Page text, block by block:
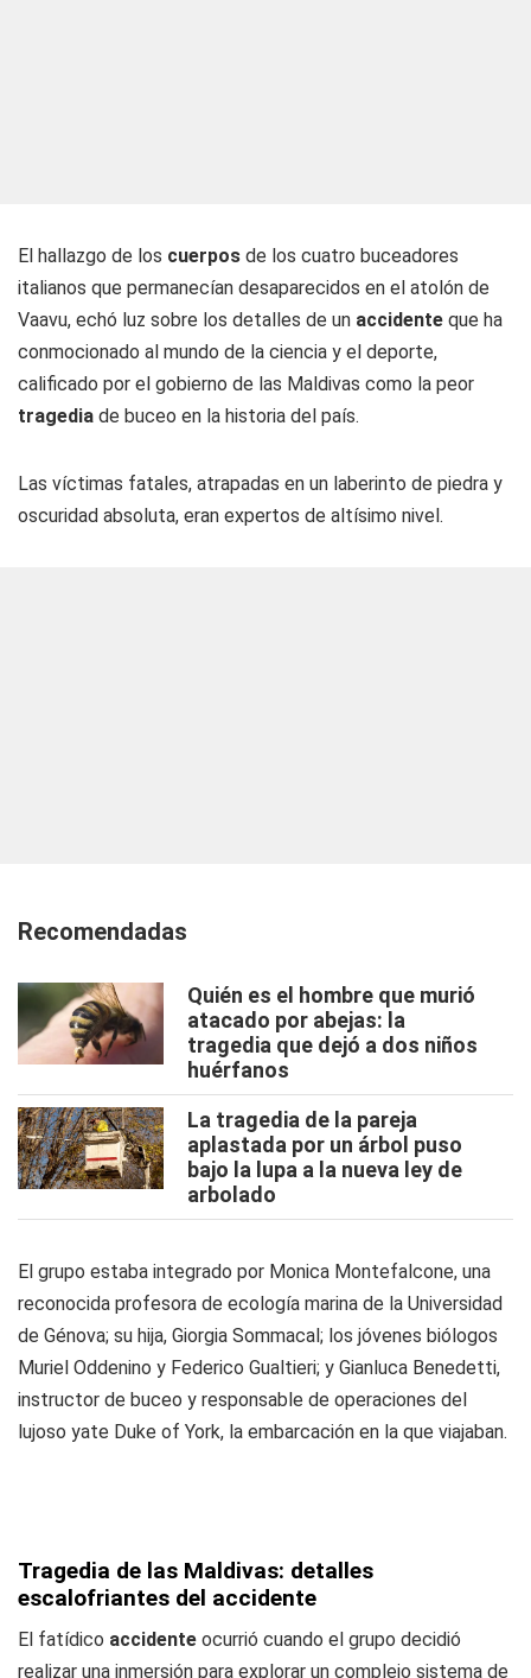
El hallazgo de los cuerpos de los cuatro buceadores
italianos que permanecían desaparecidos en el atolón de
Vaavu, echó luz sobre los detalles de un accidente que ha
conmocionado al mundo de la ciencia y el deporte,
calificado por el gobierno de las Maldivas como la peor
tragedia de buceo en la historia del país.
Las víctimas fatales, atrapadas en un laberinto de piedra y
oscuridad absoluta, eran expertos de altísimo nivel.
Recomendadas
Quién es el hombre que murió
atacado por abejas: la
tragedia que dejó a dos niños
huérfanos
La tragedia de la pareja
aplastada por un árbol puso
bajo la lupa a la nueva ley de
arbolado
El grupo estaba integrado por Monica Montefalcone, una
reconocida profesora de ecología marina de la Universidad
de Génova; su hija, Giorgia Sommacal; los jóvenes biólogos
Muriel Oddenino y Federico Gualtieri; y Gianluca Benedetti,
instructor de buceo y responsable de operaciones del
lujoso yate Duke of York, la embarcación en la que viajaban.
Tragedia de las Maldivas: detalles
escalofriantes del accidente
El fatídico accidente ocurrió cuando el grupo decidió
realizar una inmersión para explorar un complejo sistema de